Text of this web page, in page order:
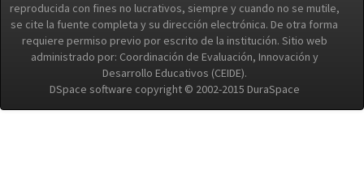
reproducida con fines no lucrativos, siempre y cuando no se mutile,
se cite la fuente completa y su dirección electrónica. De otra forma
requiere permiso previo por escrito de la institución. Sitio web
administrado por: Coordinación de Evaluación, Innovación y
Desarrollo Educativos (CEIDE).
DSpace software copyright © 2002-2015 DuraSpace